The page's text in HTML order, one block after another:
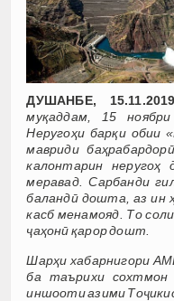
ДУШАНБЕ,
муқаддам, 15
Неругоҳи барқи обии
мавриди
калонтарин
меравад. Сарбанди
баландӣ дошта, аз ин
касб менамояд. То
ҷаҳонӣ қарор дошт.
Шарҳи хабарнигори
ба таърихи сохтмон
иншооти азими